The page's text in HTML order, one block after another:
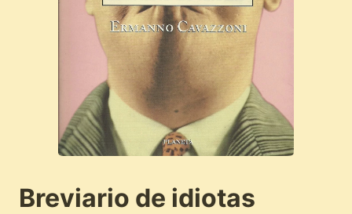
Breviario de idiotas